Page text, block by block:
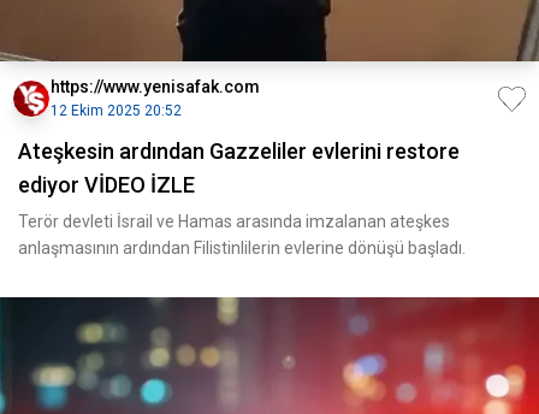
https://www.yenisafak.com
12 Ekim 2025 20:52
Ateşkesin ardından Gazzeliler evlerini restore
ediyor VİDEO İZLE
Terör devleti İsrail ve Hamas arasında imzalanan ateşkes
anlaşmasının ardından Filistinlilerin evlerine dönüşü başladı.